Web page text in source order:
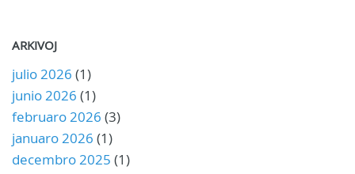
ARKIVOJ
julio 2026 (1)
junio 2026 (1)
februaro 2026 (3)
januaro 2026 (1)
decembro 2025 (1)